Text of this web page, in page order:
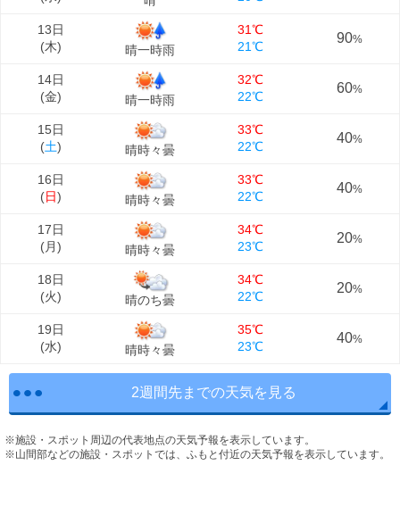
13日
(木) 晴一時雨
31℃
21℃
90%
14日
(金) 晴一時雨
32℃
22℃
60%
15日
(土) 晴時々曇
33℃
22℃
40%
16日
(日) 晴時々曇
33℃
22℃
40%
17日
(月) 晴時々曇
34℃
23℃
20%
18日
(火) 晴のち曇
34℃
22℃
20%
19日
(水) 晴時々曇
35℃
23℃
40%
2週間先までの天気を見る
※施設・スポット周辺の代表地点の天気予報を表示しています。
※山間部などの施設・スポットでは、ふもと付近の天気予報を表示しています。